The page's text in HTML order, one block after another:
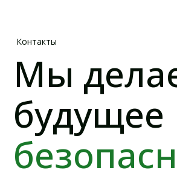
Прайс-лист
Аккредитация
Объекты
Новости
Контакты